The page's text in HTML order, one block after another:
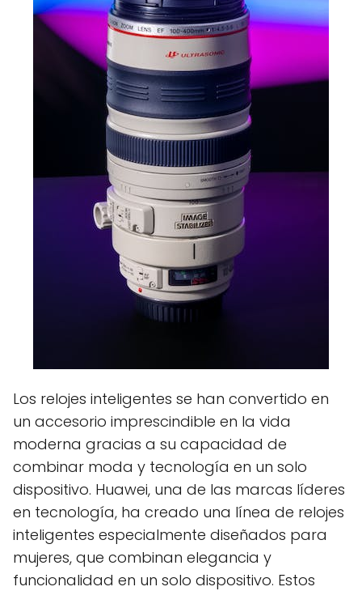
Los relojes inteligentes se han convertido en
un accesorio imprescindible en la vida
moderna gracias a su capacidad de
combinar moda y tecnología en un solo
dispositivo. Huawei, una de las marcas líderes
en tecnología, ha creado una línea de relojes
inteligentes especialmente diseñados para
mujeres, que combinan elegancia y
funcionalidad en un solo dispositivo. Estos